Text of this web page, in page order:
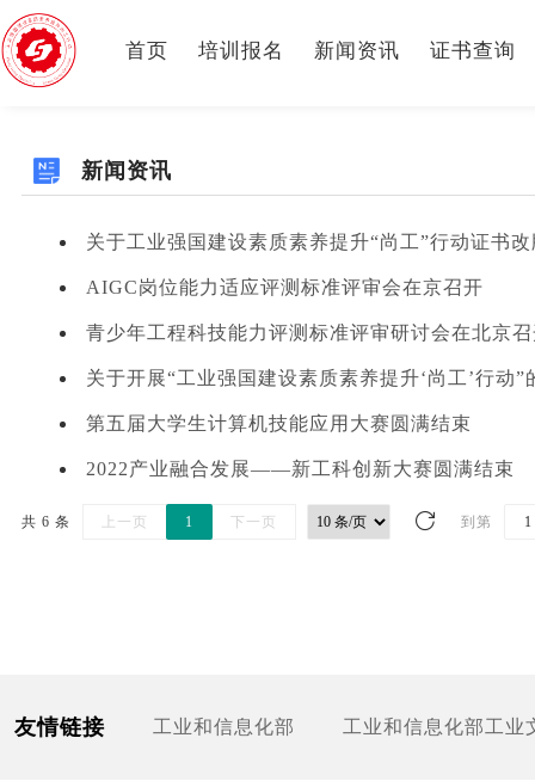
首页 培训报名 新闻资讯 证书查询
新闻资讯
关于工业强国建设素质素养提升“尚工”行动证书
AIGC岗位能力适应评测标准评审会在京召开
青少年工程科技能力评测标准评审研讨会在北京
关于开展“工业强国建设素质素养提升‘尚工’行动”
第五届大学生计算机技能应用大赛圆满结束
2022产业融合发展——新工科创新大赛圆满结束
共 6 条 上一页 1 下一页 到第
友情链接 工业和信息化部 工业和信息化部工业